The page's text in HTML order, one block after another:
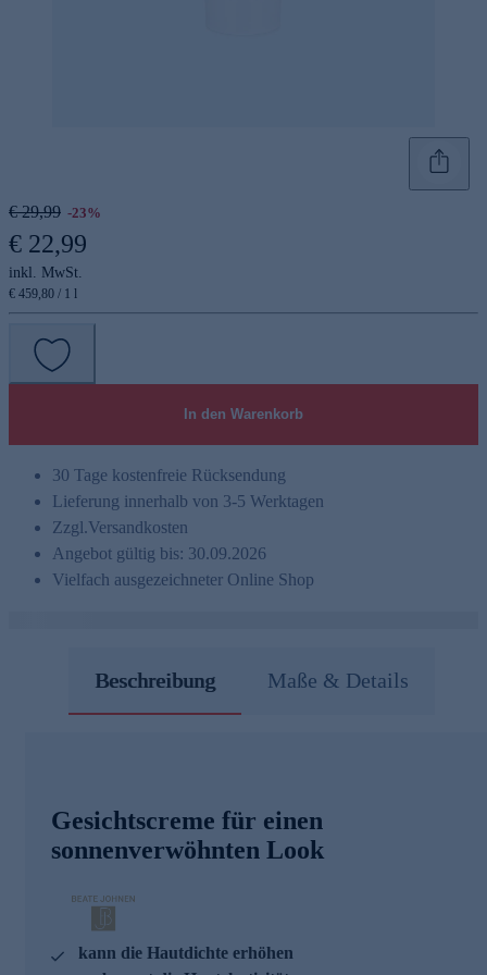
€ 29,99 -23%
€ 22,99
inkl. MwSt.
€ 459,80 / 1 l
In den Warenkorb
30 Tage kostenfreie Rücksendung
Lieferung innerhalb von 3-5 Werktagen
Zzgl.Versandkosten
Angebot gültig bis: 30.09.2026
Vielfach ausgezeichneter Online Shop
Beschreibung Maße & Details
Gesichtscreme für einen
sonnenverwöhnten Look
kann die Hautdichte erhöhen